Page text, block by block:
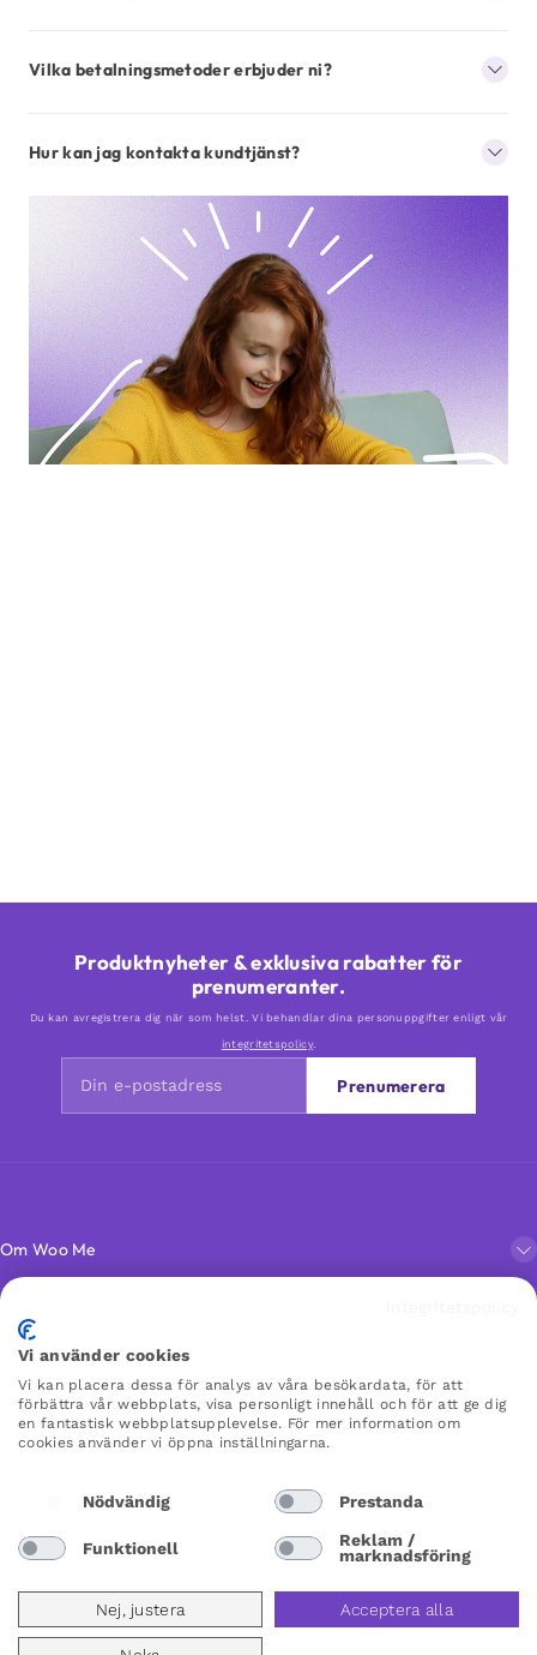
Vilka betalningsmetoder erbjuder ni?
Hur kan jag kontakta kundtjänst?
Produktnyheter & exklusiva rabatter för
prenumeranter.
Du kan avregistrera dig när som helst. Vi behandlar dina personuppgifter enligt vår
integritetspolicy.
Prenumerera
Om Woo Me
Kundservice
Favoriter
WOO ME
Vi använder cookies
Vi kan placera dessa för analys av våra besökardata, för att
förbättra vår webbplats, visa personligt innehåll och för att ge dig
en fantastisk webbplatsupplevelse. För mer information om
cookies använder vi öppna inställningarna.
Nödvändig Prestanda
Funktionell
Reklam /
marknadsföring
Nej, justera Acceptera alla